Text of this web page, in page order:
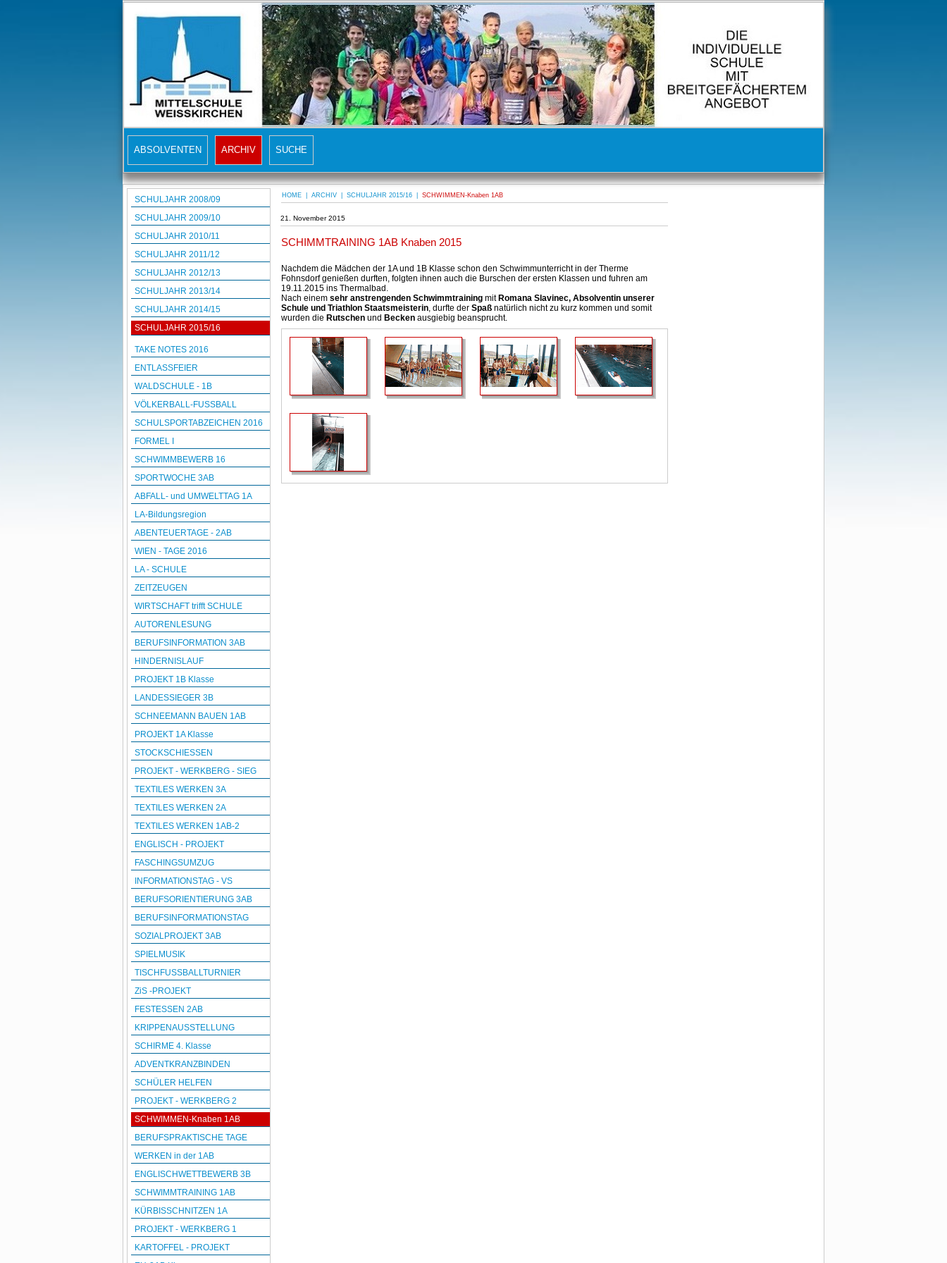
ABSOLVENTEN ARCHIV SUCHE
SCHULJAHR 2008/09
SCHULJAHR 2009/10
SCHULJAHR 2010/11
SCHULJAHR 2011/12
SCHULJAHR 2012/13
SCHULJAHR 2013/14
SCHULJAHR 2014/15
SCHULJAHR 2015/16
TAKE NOTES 2016
ENTLASSFEIER
WALDSCHULE - 1B
VÖLKERBALL-FUSSBALL
SCHULSPORTABZEICHEN 2016
FORMEL I
SCHWIMMBEWERB 16
SPORTWOCHE 3AB
ABFALL- und UMWELTTAG 1A
LA-Bildungsregion
ABENTEUERTAGE - 2AB
WIEN - TAGE 2016
LA - SCHULE
ZEITZEUGEN
WIRTSCHAFT trifft SCHULE
AUTORENLESUNG
BERUFSINFORMATION 3AB
HINDERNISLAUF
PROJEKT 1B Klasse
LANDESSIEGER 3B
SCHNEEMANN BAUEN 1AB
PROJEKT 1A Klasse
STOCKSCHIESSEN
PROJEKT - WERKBERG - SIEG
TEXTILES WERKEN 3A
TEXTILES WERKEN 2A
TEXTILES WERKEN 1AB-2
ENGLISCH - PROJEKT
FASCHINGSUMZUG
INFORMATIONSTAG - VS
BERUFSORIENTIERUNG 3AB
BERUFSINFORMATIONSTAG
SOZIALPROJEKT 3AB
SPIELMUSIK
TISCHFUSSBALLTURNIER
ZiS -PROJEKT
FESTESSEN 2AB
KRIPPENAUSSTELLUNG
SCHIRME 4. Klasse
ADVENTKRANZBINDEN
SCHÜLER HELFEN
PROJEKT - WERKBERG 2
SCHWIMMEN-Knaben 1AB
BERUFSPRAKTISCHE TAGE
WERKEN in der 1AB
ENGLISCHWETTBEWERB 3B
SCHWIMMTRAINING 1AB
KÜRBISSCHNITZEN 1A
PROJEKT - WERKBERG 1
KARTOFFEL - PROJEKT
HOME ARCHIV SCHULJAHR 2015/16 SCHWIMMEN-Knaben 1AB
21. November 2015
SCHIMMTRAINING 1AB Knaben 2015
Nachdem die Mädchen der 1A und 1B Klasse schon den Schwimmunterricht in der Therme
Fohnsdorf genießen durften, folgten ihnen auch die Burschen der ersten Klassen und fuhren am
19.11.2015 ins Thermalbad.
Nach einem sehr anstrengenden Schwimmtraining mit Romana Slavinec, Absolventin unserer
Schule und Triathlon Staatsmeisterin, durfte der Spaß natürlich nicht zu kurz kommen und somit
wurden die Rutschen und Becken ausgiebig beansprucht.